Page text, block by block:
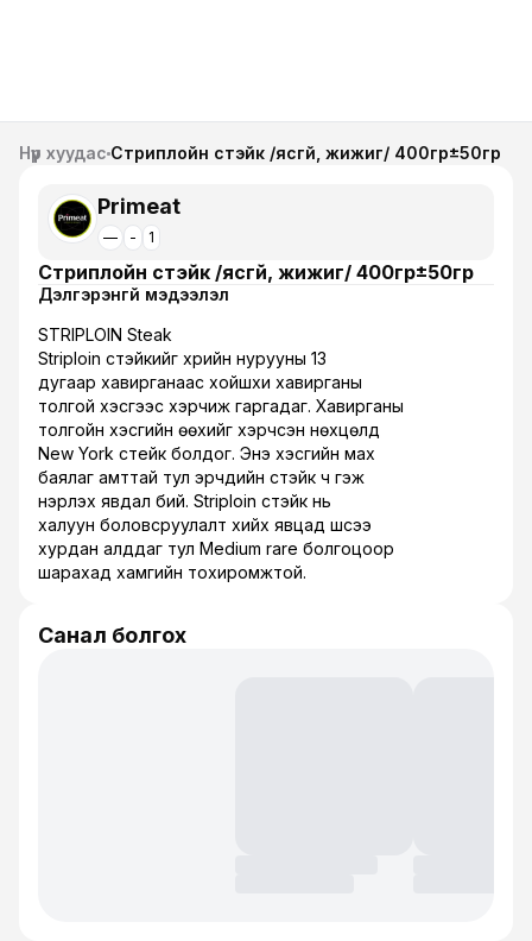
Нүүр хуудас Стриплойн стэйк /ясгүй, жижиг/ 400гр±50гр
Primeat
— - 1
Стриплойн стэйк /ясгүй, жижиг/ 400гр±50гр
Дэлгэрэнгүй мэдээлэл
STRIPLOIN Steak
Striploin стэйкийг үхрийн нурууны 13
дугаар хавирганаас хойшхи хавирганы
толгой хэсгээс хэрчиж гаргадаг. Хавирганы
толгойн хэсгийн өөхийг хэрчсэн нөхцөлд
New York стейк болдог. Энэ хэсгийн мах
баялаг амттай тул эрчүүдийн стэйк ч гэж
нэрлэх явдал бий. Striploin стэйк нь
халуун боловсруулалт хийх явцад шүүсээ
хурдан алддаг тул Medium rare болгоцоор
шарахад хамгийн тохиромжтой.
Санал болгох